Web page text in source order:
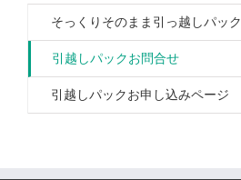
そっくりそのまま引っ越しパック
引越しパックお問合せ
引越しパックお申し込みページ